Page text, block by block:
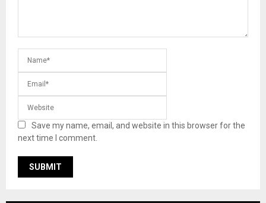
Save my name, email, and website in this browser for the
next time I comment.